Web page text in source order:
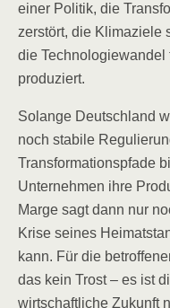
einer Politik, die
zerstört, die Klimaziele
die
produziert.
Solange Deutschland
noch stabile
Transformationspfade
Unternehmen ihre
Marge sagt dann nur
Krise seines
kann. Für die
das kein Trost – es ist
wirtschaftliche Zukunft